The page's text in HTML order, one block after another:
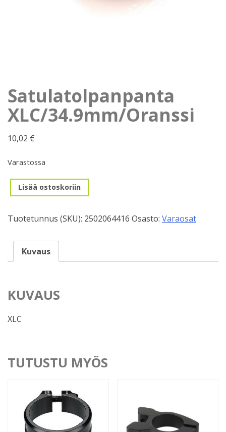
Satulatolpanpanta
XLC/34.9mm/Oranssi
10,02 €
Varastossa
Satulatolpanpanta
XLC/34.9mm/Oranssi
Lisää ostoskoriin
Tuotetunnus (SKU): 2502064416 Osasto: Varaosat
Kuvaus
KUVAUS
XLC
TUTUSTU MYÖS